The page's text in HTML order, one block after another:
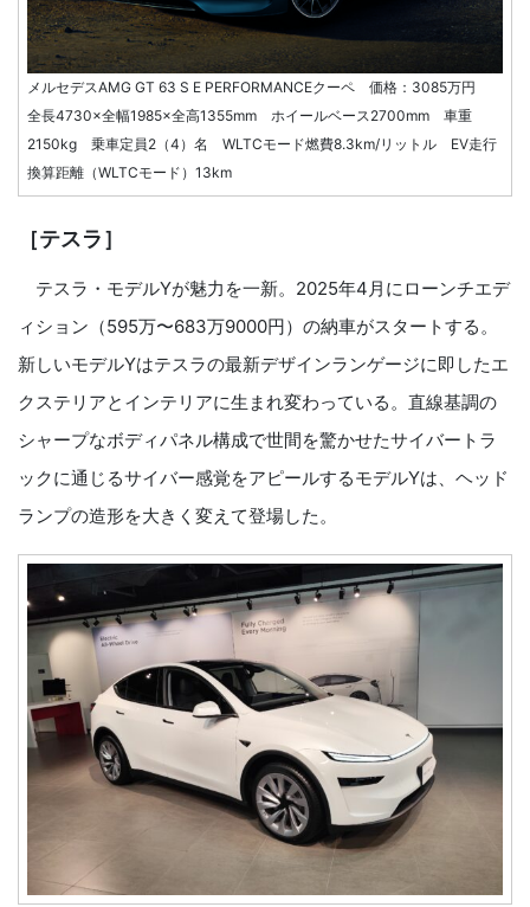
メルセデスAMG GT 63 S E PERFORMANCEクーペ 価格：3085万円
全長4730×全幅1985×全高1355mm ホイールベース2700mm 車重
2150kg 乗車定員2（4）名 WLTCモード燃費8.3km/リットル EV走行
換算距離（WLTCモード）13km
［テスラ］
テスラ・モデルYが魅力を一新。2025年4月にローンチエデ
ィション（595万〜683万9000円）の納車がスタートする。
新しいモデルYはテスラの最新デザインランゲージに即したエ
クステリアとインテリアに生まれ変わっている。直線基調の
シャープなボディパネル構成で世間を驚かせたサイバートラ
ックに通じるサイバー感覚をアピールするモデルYは、ヘッド
ランプの造形を大きく変えて登場した。